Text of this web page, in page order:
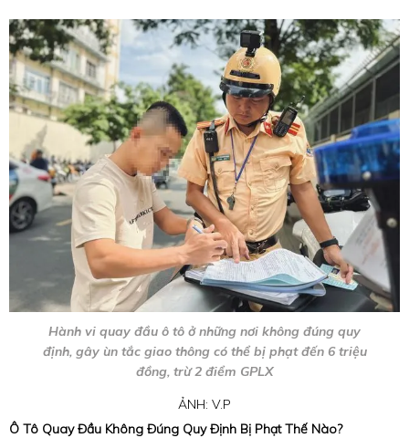
Hành vi quay đầu ô tô ở những nơi không đúng quy
định, gây ùn tắc giao thông có thể bị phạt đến 6 triệu
đồng, trừ 2 điểm GPLX
ẢNH: V.P
Ô Tô Quay Đầu Không Đúng Quy Định Bị Phạt Thế Nào?